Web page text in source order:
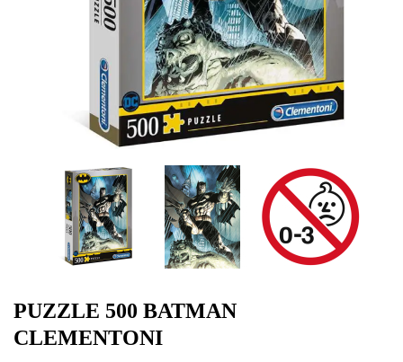
PUZZLE 500 BATMAN
CLEMENTONI